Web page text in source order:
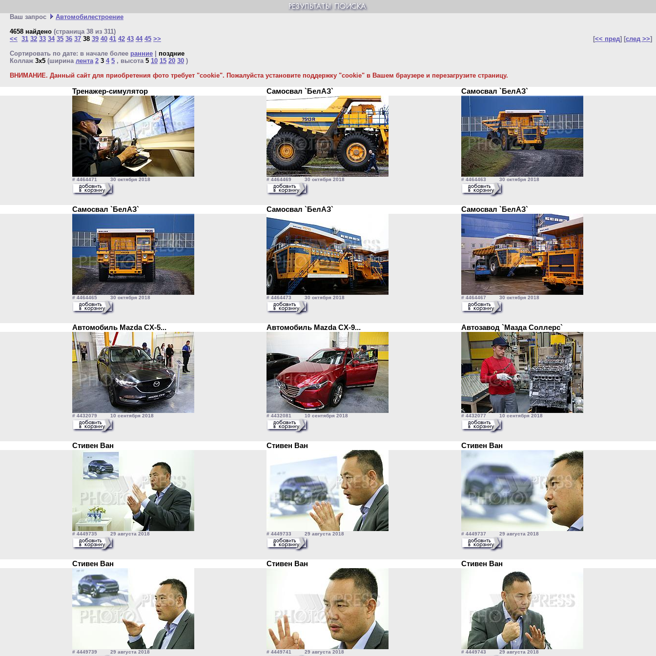
Ваш запрос
Автомобилестроение
4658 найдено (страница 38 из 311)
<< 31 32 33 34 35 36 37 38 39 40 41 42 43 44 45 >> [<< пред] [след >>]
Сортировать по дате: в начале более ранние
поздние
Коллаж 3x5 (ширина лента 2 3 4 5 , высота 5 10 15 20 30 )
ВНИМАНИЕ. Данный сайт для приобретения фото требует "cookie". Пожалуйста установите поддержку "cookie" в Вашем браузере и перезагрузите страницу.
Тренажер-симулятор Самосвал `БелАЗ` Самосвал `БелАЗ`
# 4464471 30 октября 2018 # 4464469 30 октября 2018 # 4464463 30 октября 2018
Самосвал `БелАЗ` Самосвал `БелАЗ` Самосвал `БелАЗ`
# 4464465 30 октября 2018 # 4464473 30 октября 2018 # 4464467 30 октября 2018
Автомобиль Mazda CX-5... Автомобиль Mazda CX-9... Автозавод `Мазда Соллерс`
# 4432079 10 сентября 2018 # 4432081 10 сентября 2018 # 4432077 10 сентября 2018
Стивен Ван Стивен Ван Стивен Ван
# 4449735 29 августа 2018 # 4449733 29 августа 2018 # 4449737 29 августа 2018
Стивен Ван Стивен Ван Стивен Ван
# 4449739 29 августа 2018 # 4449741 29 августа 2018 # 4449743 29 августа 2018